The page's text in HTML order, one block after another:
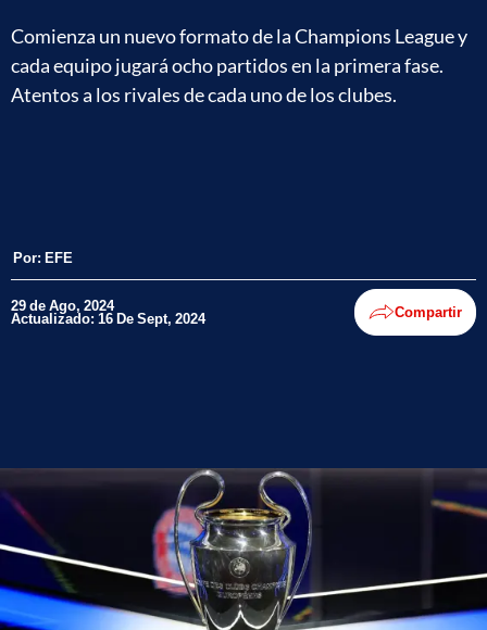
Comienza un nuevo formato de la Champions League y
cada equipo jugará ocho partidos en la primera fase.
Atentos a los rivales de cada uno de los clubes.
Por: EFE
29 de Ago, 2024
Actualizado: 16 De Sept, 2024 Compartir